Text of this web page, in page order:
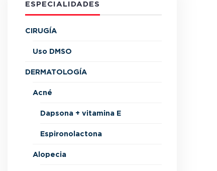
ESPECIALIDADES
CIRUGÍA
Uso DMSO
DERMATOLOGÍA
Acné
Dapsona + vitamina E
Espironolactona
Alopecia